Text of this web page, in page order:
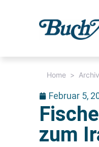
Home > Archiv
Februar 5,
zum